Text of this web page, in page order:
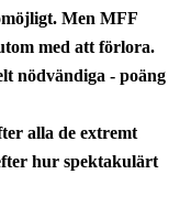
Men MFF
med att förlora.
nödvändiga - poäng
alla de extremt
hur spektakulärt